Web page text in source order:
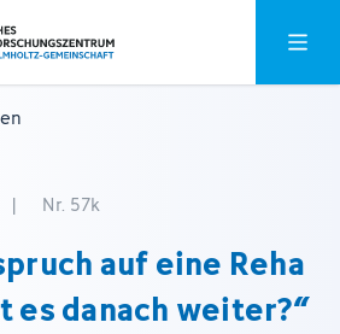
| Nr. 57k
auf eine Reha
es danach weiter?“